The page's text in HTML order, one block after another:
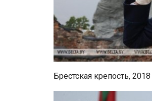
Брестская крепость, 2018